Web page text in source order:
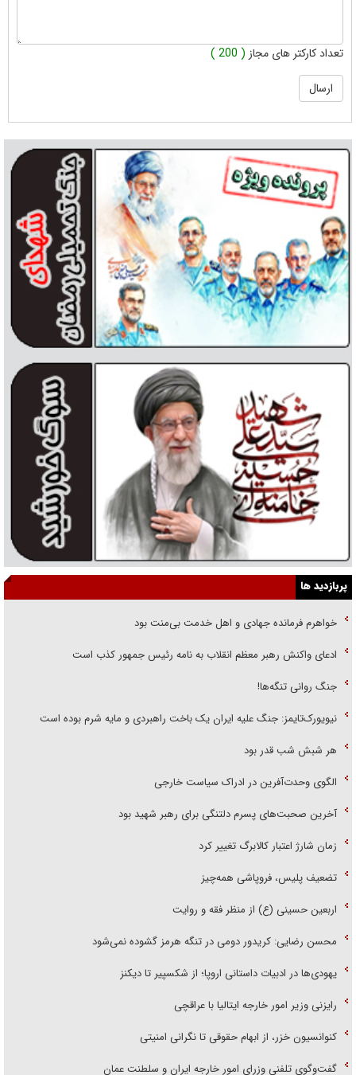
تعداد کارکتر های مجاز ( 200 )
پربازدید ها
خواهرم فرمانده جهادی و اهل خدمت بی‌منت بود
ادعای واکنش رهبر معظم انقلاب به نامه رئیس جمهور کذب است
جنگ روانی تنگه‌ها!
نیویورک‌تایمز: جنگ علیه ایران یک باخت راهبردی و مایه شرم بوده است
هر شبش شب قدر بود
الگوی وحدت‌آفرین در ادراک سیاست خارجی
آخرین صحبت‌های پسرم دلتنگی برای رهبر شهید بود
زمان شارژ اعتبار کالابرگ تغییر کرد
تضعیف پلیس، فروپاشی همه‌چیز
اربعین حسینی (ع) از منظر فقه و روایت
محسن رضایی: کریدور دومی در تنگه هرمز گشوده نمی‌شود
یهودی‌ها در ادبیات داستانی اروپا؛ از شکسپیر تا دیکنز
رایزنی وزیر امور خارجه ایتالیا با عراقچی
کنوانسیون خزر، از ابهام حقوقی تا نگرانی امنیتی
گفت‌وگوی تلفنی وزرای امور خارجه ایران و سلطنت عمان